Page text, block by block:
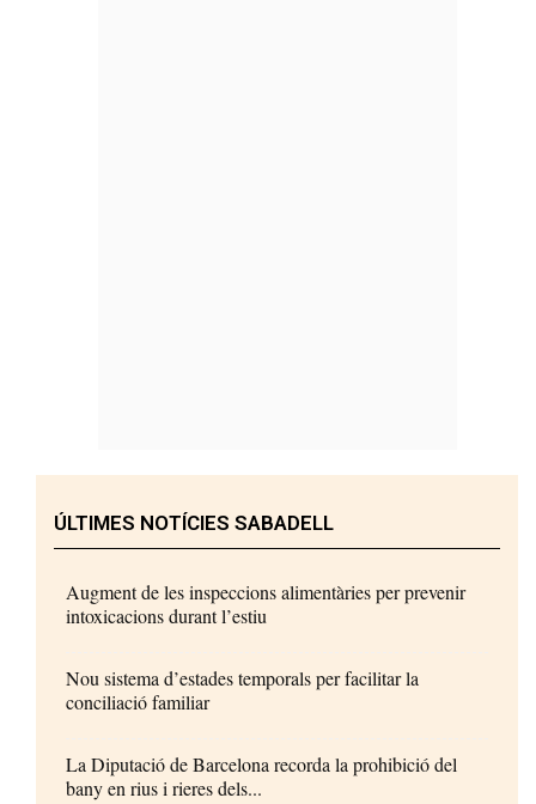
ÚLTIMES NOTÍCIES SABADELL
Augment de les inspeccions alimentàries per prevenir
intoxicacions durant l’estiu
Nou sistema d’estades temporals per facilitar la
conciliació familiar
La Diputació de Barcelona recorda la prohibició del
bany en rius i rieres dels...